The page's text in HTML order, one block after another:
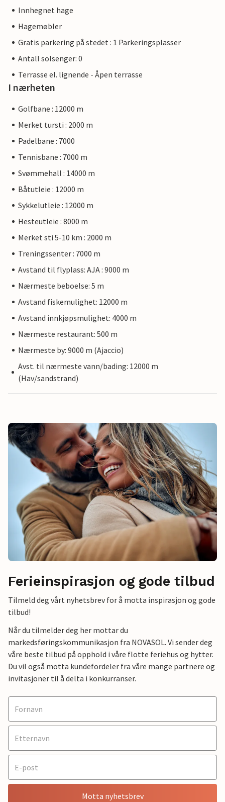
Innhegnet hage
Hagemøbler
Gratis parkering på stedet : 1 Parkeringsplasser
Antall solsenger: 0
Terrasse el. lignende - Åpen terrasse
I nærheten
Golfbane : 12000 m
Merket tursti : 2000 m
Padelbane : 7000
Tennisbane : 7000 m
Svømmehall : 14000 m
Båtutleie : 12000 m
Sykkelutleie : 12000 m
Hesteutleie : 8000 m
Merket sti 5-10 km : 2000 m
Treningssenter : 7000 m
Avstand til flyplass: AJA : 9000 m
Nærmeste beboelse: 5 m
Avstand fiskemulighet: 12000 m
Avstand innkjøpsmulighet: 4000 m
Nærmeste restaurant: 500 m
Nærmeste by: 9000 m (Ajaccio)
Avst. til nærmeste vann/bading: 12000 m
(Hav/sandstrand)
Ferieinspirasjon og gode tilbud
Tilmeld deg vårt nyhetsbrev for å motta inspirasjon og gode
tilbud!
Når du tilmelder deg her mottar du
markedsføringskommunikasjon fra NOVASOL. Vi sender deg
våre beste tilbud på opphold i våre flotte feriehus og hytter.
Du vil også motta kundefordeler fra våre mange partnere og
invitasjoner til å delta i konkurranser.
Motta nyhetsbrev